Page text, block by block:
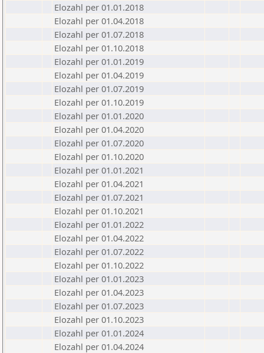
Elozahl per 01.01.2018
Elozahl per 01.04.2018
Elozahl per 01.07.2018
Elozahl per 01.10.2018
Elozahl per 01.01.2019
Elozahl per 01.04.2019
Elozahl per 01.07.2019
Elozahl per 01.10.2019
Elozahl per 01.01.2020
Elozahl per 01.04.2020
Elozahl per 01.07.2020
Elozahl per 01.10.2020
Elozahl per 01.01.2021
Elozahl per 01.04.2021
Elozahl per 01.07.2021
Elozahl per 01.10.2021
Elozahl per 01.01.2022
Elozahl per 01.04.2022
Elozahl per 01.07.2022
Elozahl per 01.10.2022
Elozahl per 01.01.2023
Elozahl per 01.04.2023
Elozahl per 01.07.2023
Elozahl per 01.10.2023
Elozahl per 01.01.2024
Elozahl per 01.04.2024